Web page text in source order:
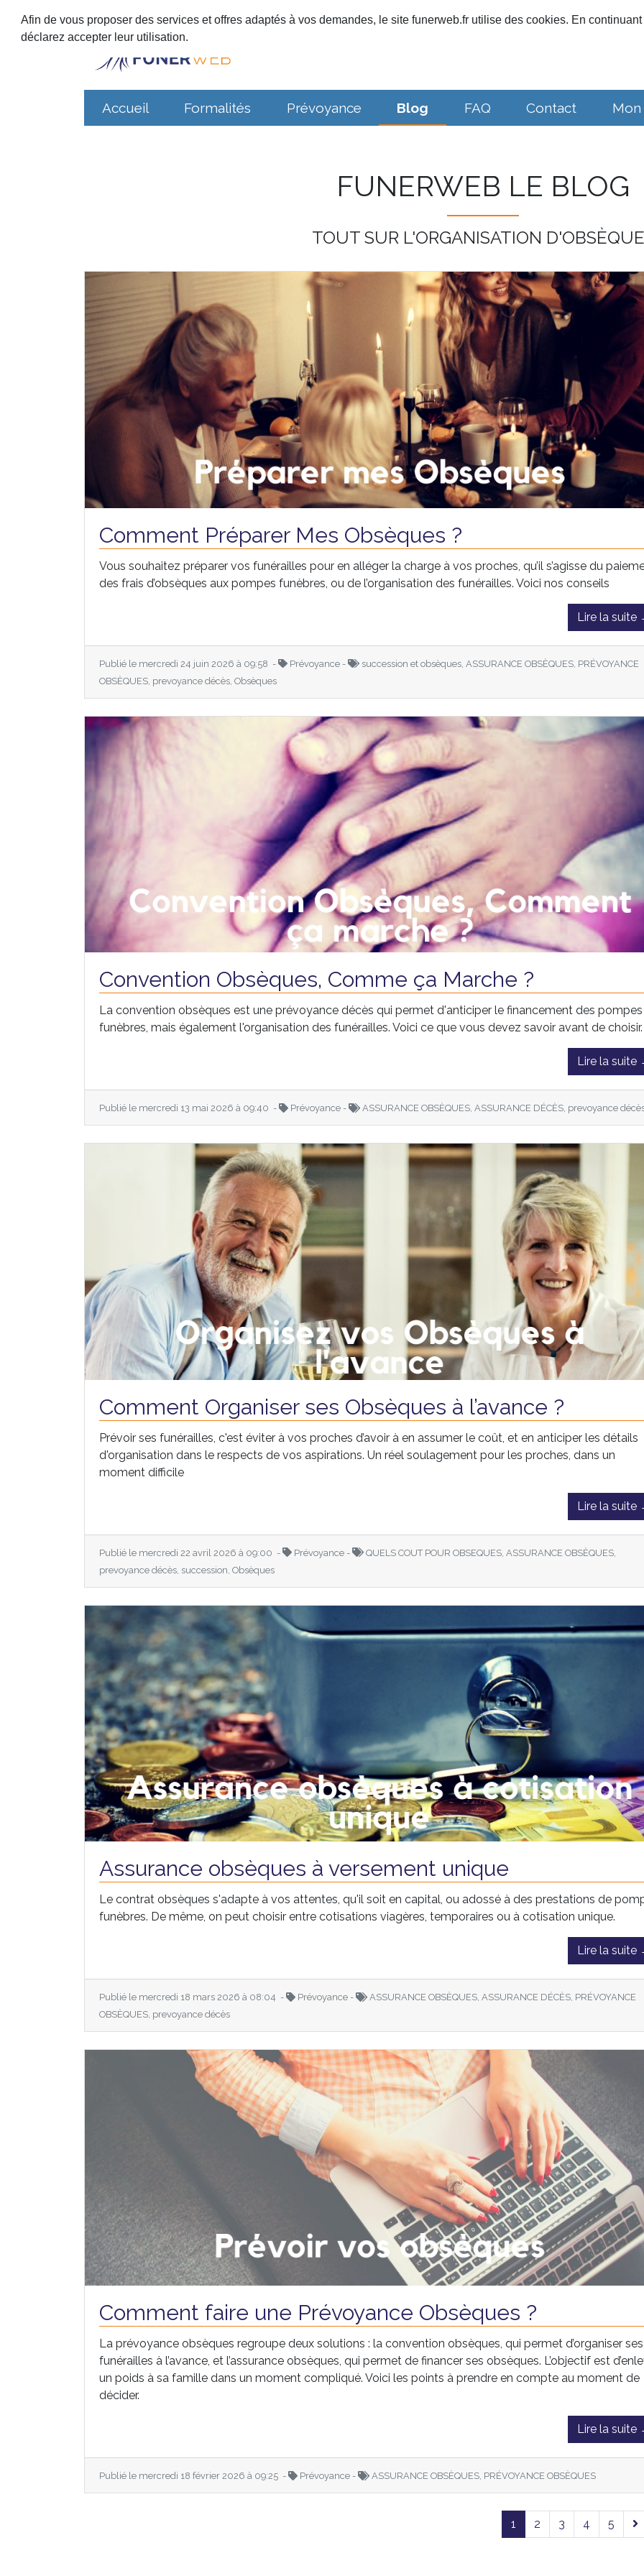
Afin de vous proposer des services et offres adaptés à vos demandes, le site funerweb.fr utilise des cookies. En
déclarez accepter leur utilisation.
Accueil Formalités Prévoyance Blog FAQ Contact
FUNERWEB LE BLOG
TOUT SUR L'ORGANISATION
Comment Préparer Mes Obsèques ?
Vous souhaitez préparer vos funérailles pour en alléger la charge à vos proches, qu’il s’agisse du
des frais d’obsèques aux pompes funèbres, ou de l’organisation des funérailles. Voici nos conseils
Lire la suite
Publié le mercredi 24 juin 2026 à 09:58 - Prévoyance -
succession et obsèques, ASSURANCE OBSÈQUES, PRÉVOYANCE
OBSÈQUES, prevoyance décès, Obsèques
Convention Obsèques, Comme ça Marche ?
La convention obsèques est une prévoyance décès qui permet d'anticiper le financement des pompes
funèbres, mais également l'organisation des funérailles. Voici ce que vous devez savoir avant de choisir.
Lire la suite
Publié le mercredi 13 mai 2026 à 09:40 - Prévoyance - ASSURANCE OBSÈQUES, ASSURANCE DÉCÈS, prevoyance
Comment Organiser ses Obsèques à l’avance ?
Prévoir ses funérailles, c'est éviter à vos proches d’avoir à en assumer le coût, et en anticiper les détails
d'organisation dans le respects de vos aspirations. Un réel soulagement pour les proches, dans un
moment difficile
Lire la suite
Publié le mercredi 22 avril 2026 à 09:00 - Prévoyance -
QUELS COUT POUR OBSEQUES, ASSURANCE OBSÈQUES,
prevoyance décès, succession, Obsèques
Assurance obsèques à versement unique
Le contrat obsèques s'adapte à vos attentes, qu'il soit en capital, ou adossé à des prestations de
funèbres. De même, on peut choisir entre cotisations viagères, temporaires ou à cotisation unique.
Lire la suite
Publié le mercredi 18 mars 2026 à 08:04 - Prévoyance -
ASSURANCE OBSÈQUES, ASSURANCE DÉCÈS, PRÉVOYANCE
OBSÈQUES, prevoyance décès
Comment faire une Prévoyance Obsèques ?
La prévoyance obsèques regroupe deux solutions : la convention obsèques, qui permet d’organiser ses
funérailles à l’avance, et l’assurance obsèques, qui permet de financer ses obsèques. L’objectif est
un poids à sa famille dans un moment compliqué. Voici les points à prendre en compte au moment de
décider.
Lire la suite
Publié le mercredi 18 février 2026 à 09:25 - Prévoyance - ASSURANCE OBSÈQUES, PRÉVOYANCE OBSÈQUES
1 2 3 4 5